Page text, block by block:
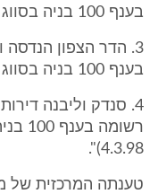
בענף 100 בניה בסווג ג4- (הסווג מתאריך 30.12.98).
בענף 100 בניה בסווג ג4- (הסווג מתאריך 2.10.94).
4.3.98)".
טענתה המרכזית של